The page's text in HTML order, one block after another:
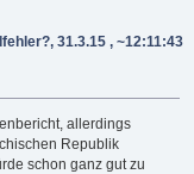
31.3.15 , ~12:11:43
allerdings
Republik
schon ganz gut zu